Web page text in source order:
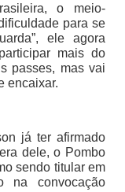
o meio-
para se
ele agora
mais do
passes, mas vai
encaixar.
já ter afirmado
dele, o Pombo
sendo titular em
na convocação